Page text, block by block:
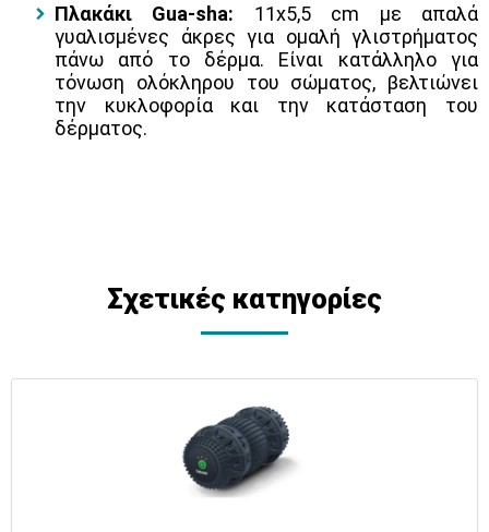
Πλακάκι Gua-sha: 11x5,5 cm με απαλά
γυαλισμένες άκρες για ομαλή γλιστρήματος
πάνω από το δέρμα. Είναι κατάλληλο για
τόνωση ολόκληρου του σώματος, βελτιώνει
την κυκλοφορία και την κατάσταση του
δέρματος.
Σχετικές κατηγορίες